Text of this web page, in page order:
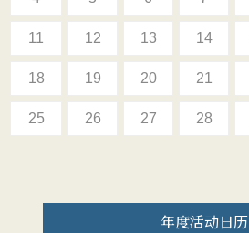
11 12 13 14
18 19 20 21
25 26 27 28
年度活动日历